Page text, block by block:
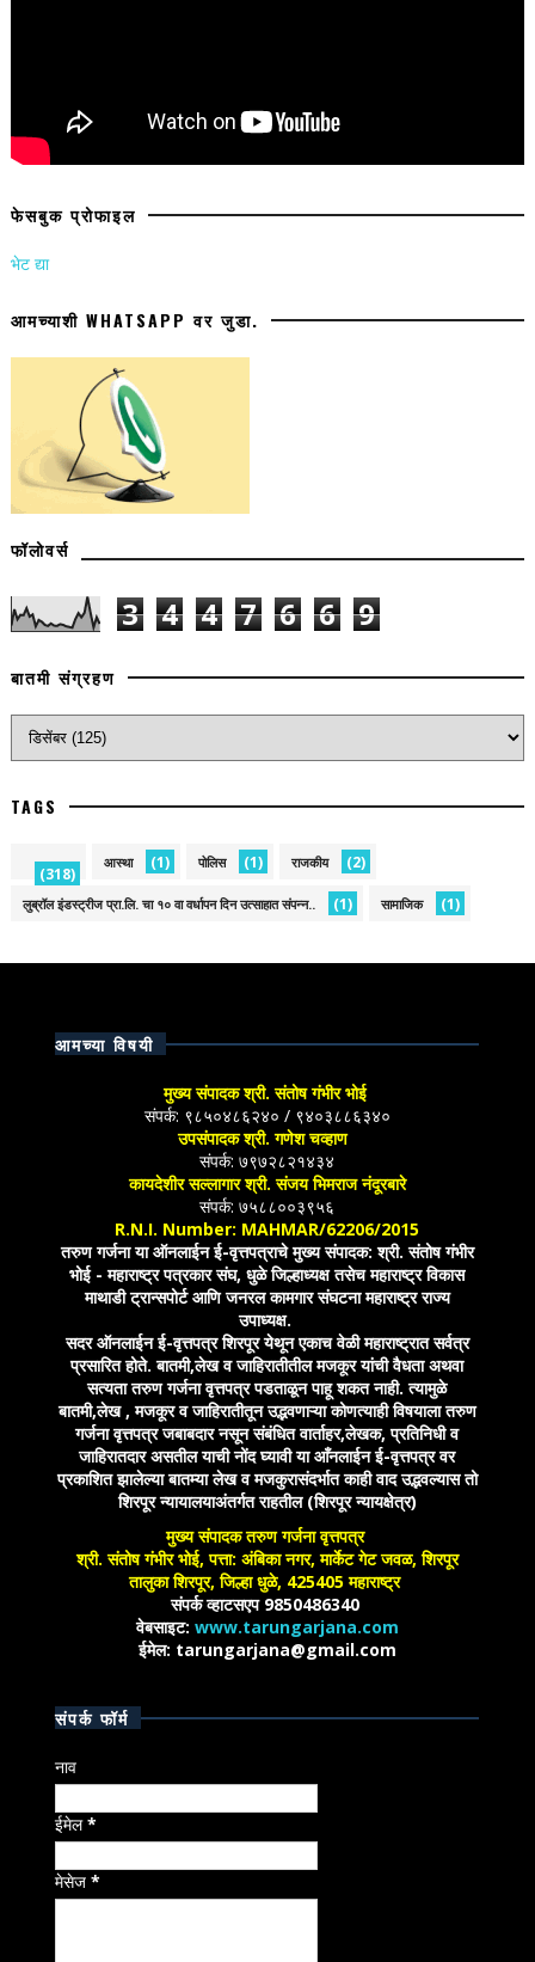
फेसबुक प्रोफाइल
भेट द्या
आमच्याशी WHATSAPP वर जुडा.
फॉलोवर्स
3 4 4 7 6 6 9
बातमी संग्रहण
TAGS
(318)
आस्था (1) पोलिस (1) राजकीय (2)
लुब्रॉल इंडस्ट्रीज प्रा.लि. चा १० वा वर्धापन दिन उत्साहात संपन्न.. (1) सामाजिक (1)
आमच्या विषयी
मुख्य संपादक श्री. संतोष गंभीर भोई
संपर्क: ९८५०४८६२४० / ९४०३८८६३४०
उपसंपादक श्री. गणेश चव्हाण
संपर्क: ७९७२८२१४३४
कायदेशीर सल्लागार श्री. संजय भिमराज नंदूरबारे
संपर्क: ७५८८००३९५६
R.N.I. Number: MAHMAR/62206/2015
तरुण गर्जना या ऑनलाईन ई-वृत्तपत्राचे मुख्य संपादक: श्री. संतोष गंभीर
भोई - महाराष्ट्र पत्रकार संघ, धुळे जिल्हाध्यक्ष तसेच महाराष्ट्र विकास
माथाडी ट्रान्सपोर्ट आणि जनरल कामगार संघटना महाराष्ट्र राज्य
उपाध्यक्ष.
सदर ऑनलाईन ई-वृत्तपत्र शिरपूर येथून एकाच वेळी महाराष्ट्रात सर्वत्र
प्रसारित होते. बातमी,लेख व जाहिरातीतील मजकूर यांची वैधता अथवा
सत्यता तरुण गर्जना वृत्तपत्र पडताळून पाहू शकत नाही. त्यामुळे
बातमी,लेख , मजकूर व जाहिरातीतून उद्भवणाऱ्या कोणत्याही विषयाला तरुण
गर्जना वृत्तपत्र जबाबदार नसून संबंधित वार्ताहर,लेखक, प्रतिनिधी व
जाहिरातदार असतील याची नोंद घ्यावी या आँनलाईन ई-वृत्तपत्र वर
प्रकाशित झालेल्या बातम्या लेख व मजकुरासंदर्भात काही वाद उद्भवल्यास तो
शिरपूर न्यायालयाअंतर्गत राहतील (शिरपूर न्यायक्षेत्र)
मुख्य संपादक तरुण गर्जना वृत्तपत्र
श्री. संतोष गंभीर भोई, पत्ता: अंबिका नगर, मार्केट गेट जवळ, शिरपूर
तालुका शिरपूर, जिल्हा धुळे, 425405 महाराष्ट्र
संपर्क व्हाटसएप 9850486340
वेबसाइट: www.tarungarjana.com
ईमेल: tarungarjana@gmail.com
संपर्क फॉर्म
नाव
ईमेल*
मेसेज*